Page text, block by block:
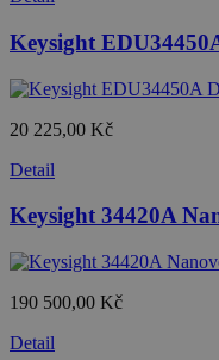
Keysight
20 225,00 Kč
Detail
Keysight 34420A
190 500,00 Kč
Detail